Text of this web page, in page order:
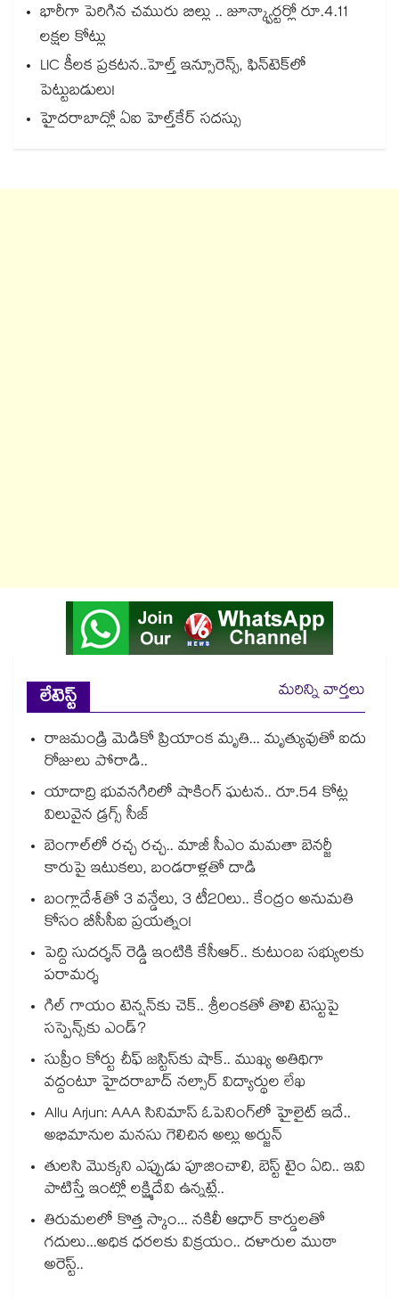
భారీగా పెరిగిన చమురు బిల్లు .. జూన్క్వార్టర్లో రూ.4.11
లక్షల కోట్లు
LIC కీలక ప్రకటన..హెల్త్ ఇన్సూరెన్స్, ఫిన్‌టెక్‌లో
పెట్టుబడులు!
హైదరాబాద్లో ఏఐ హెల్త్‌‌‌‌‌‌‌‌‌‌‌‌‌‌‌‌‌‌‌‌‌‌‌‌‌‌‌‌‌‌‌‌కేర్ సదస్సు
లేటెస్ట్
మరిన్ని వార్తలు
రాజమండ్రి మెడికో ప్రియాంక మృతి... మృత్యువుతో ఐదు
రోజులు పోరాడి..
యాదాద్రి భువనగిరిలో షాకింగ్ ఘటన.. రూ.54 కోట్ల
విలువైన డ్రగ్స్ సీజ్
బెంగాల్⁭లో రచ్చ రచ్చ.. మాజీ సీఎం మమతా బెనర్జీ
కారుపై ఇటుకలు, బండరాళ్లతో దాడి
బంగ్లాదేశ్⁬తో 3 వన్డేలు, 3 టీ20లు.. కేంద్రం అనుమతి
కోసం బీసీసీఐ ప్రయత్నం!
పెద్ది సుదర్శన్ రెడ్డి ఇంటికి కేసీఆర్.. కుటుంబ సభ్యులకు
పరామర్శ
గిల్ గాయం టెన్షన్‌కు చెక్.. శ్రీలంకతో తొలి టెస్టుపై
సస్పెన్స్‌కు ఎండ్?
సుప్రీం కోర్టు చీఫ్ జస్టిస్⁭కు షాక్.. ముఖ్య అతిథిగా
వద్దంటూ హైదరాబాద్ నల్సార్ విద్యార్థుల లేఖ
Allu Arjun: AAA సినిమాస్ ఓపెనింగ్‌లో హైలైట్ ఇదే..
అభిమానుల మనసు గెలిచిన అల్లు అర్జున్
తులసి మొక్కని ఎప్పుడు పూజించాలి, బెస్ట్ టైం ఏది.. ఇవి
పాటిస్తే ఇంట్లో లక్ష్మిదేవి ఉన్నట్లే..
తిరుమలలో కొత్త స్కాం... నకిలీ ఆధార్ కార్డులతో
గదులు...అధిక ధరలకు విక్రయం.. దళారుల ముఠా
అరెస్ట్..